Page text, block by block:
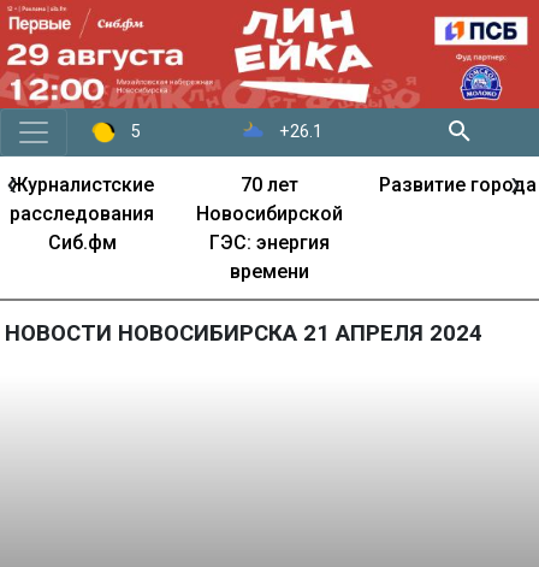
5 +26.1
Журналистские
расследования
Сиб.фм
70 лет
Новосибирской
ГЭС: энергия
времени
Развитие города
‹ ›
НОВОСТИ НОВОСИБИРСКА 21 АПРЕЛЯ 2024